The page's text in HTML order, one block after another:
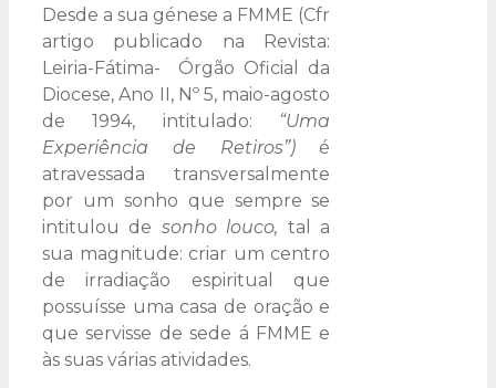
Desde a sua génese a FMME (Cfr
artigo publicado na Revista:
Leiria-Fátima- Órgão Oficial da
Diocese, Ano II, Nº 5, maio-agosto
de 1994, intitulado: “Uma
Experiência de Retiros”) é
atravessada transversalmente
por um sonho que sempre se
intitulou de sonho louco, tal a
sua magnitude: criar um centro
de irradiação espiritual que
possuísse uma casa de oração e
que servisse de sede á FMME e
às suas várias atividades.